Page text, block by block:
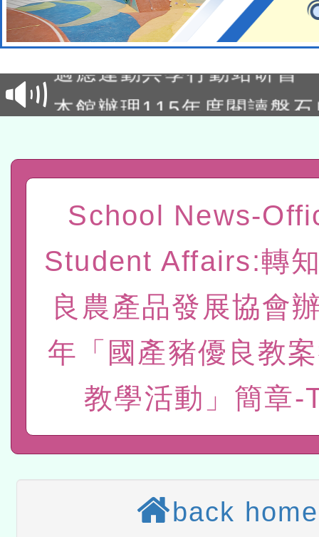
本校115學年度第2次代理
本館辦理115年度閱讀磐
程
「數位內容與教學軟體線
赴陸應申請許可一案
轉知經濟部水利署委託財
研究院辦理「115年表揚
位及節水達人選拔活動」
115年8月22日(星期六)辦
市孔廟祈福系列活動—儒
航」
2026年桃園地景藝術節教
本校115學年度第2次代理
結果公告(無人報名，續辦
適應運動共學行動站研習
本館辦理115年度閱讀磐
A3數位素養講師名單
School News-
Student Affairs:轉
良農產品發展協會
年「國產豬優良教
教學活動」簡章-
back home